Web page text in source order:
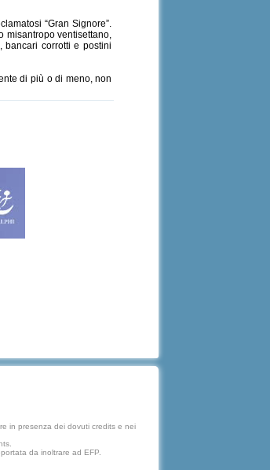
“Gran Signore”.
misantropo ventisettano,
bancari corrotti e postini
di più o di meno, non
in presenza dei dovuti credits e nei
da inoltrare ad EFP.